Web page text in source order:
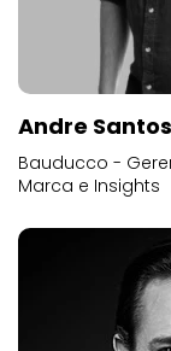
Andre
Bauducco -
Marca e Insights